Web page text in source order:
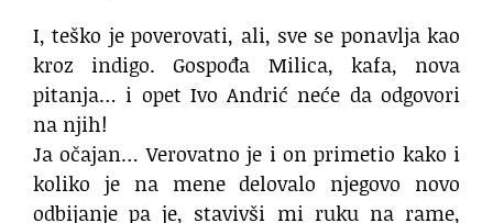
I, teško je poverovati, ali, sve se ponavlja kao
kroz indigo. Gospođa Milica, kafa, nova
pitanja… i opet Ivo Andrić neće da odgovori
na njih!
Ja očajan… Verovatno je i on primetio kako i
koliko je na mene delovalo njegovo novo
odbijanje pa je, stavivši mi ruku na rame,